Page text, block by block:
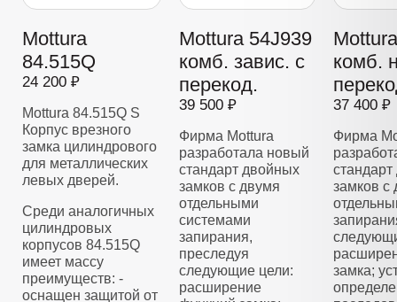
Mottura
84.515Q
24 200 ₽
Mottura 84.515Q S
Корпус врезного
замка цилиндрового
для металлических
левых дверей.
Среди аналогичных
цилиндровых
корпусов 84.515Q
имеет массу
преимуществ: -
оснащен защитой от
Mottura 54J939
комб. завис. с
перекод.
39 500 ₽
Фирма Mottura
разработала новый
стандарт двойных
замков с двумя
отдельными
системами
запирания,
преследуя
следующие цели:
расширение
комб.
37 400 ₽
Фирма
замков с
замка;